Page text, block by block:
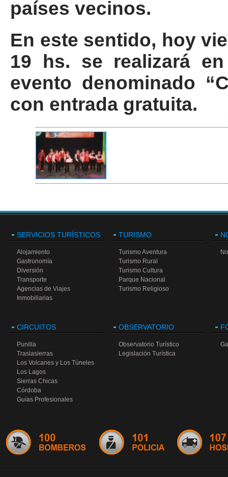
países vecinos.
En este sentido, hoy
19 hs. se realizará
evento denominado
con entrada gratuita.
SERVICIOS TURÍSTICOS
Alojamiento
Gastronomía
Diversión
Transporte
Agencias de Viajes
Inmobiliarias
TURISMO
Turismo Aventura
Turismo Rural
Turismo Cultura
Parque Nacional
Turismo Religioso
CIRCUITOS
Punilla
Traslasierras
Los Volcanes y Los Túneles
Los Lagos
Sierras Chicas
Córdoba
Guías Profesionales
OBSERVATORIO
Observatorio Turístico
Legislación Turística